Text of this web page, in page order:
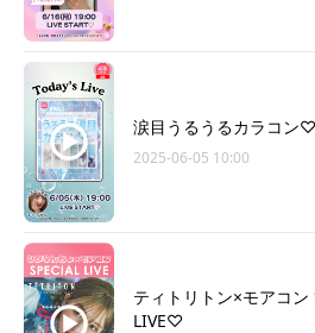
涙目うるうるカラコン
2025-06-05 10:00
ティトリトン×モアコ
LIVE♡